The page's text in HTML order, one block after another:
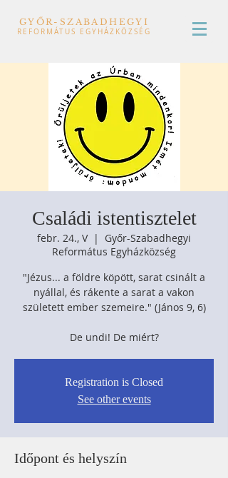
GYŐR-SZABADHEGYI
REFORMÁTUS EGYHÁZKÖZSÉG
Családi istentisztelet
febr. 24., V
  |
Győr-Szabadhegyi
Református Egyházközség
"Jézus... a földre köpött, sarat csinált a
nyállal, és rákente a sarat a vakon
született ember szemeire." (János 9, 6)
De undi! De miért?
Registration is Closed
See other events
Időpont és helyszín